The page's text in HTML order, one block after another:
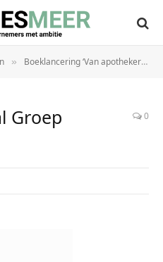
» Boeklancering ‘Van apothekersassistent naar farmaceutisch adviseur’
Groep
0